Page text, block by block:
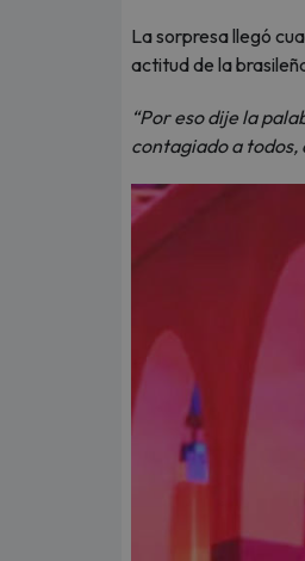
La sorpresa llegó
actitud de la
“Por eso dije la
contagiado a todos,